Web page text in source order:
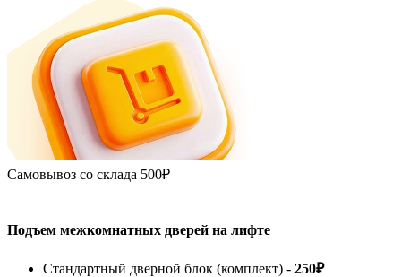
Самовывоз со склада 500₽
Подъем межкомнатных дверей на лифте
Стандартный дверной блок (комплект) - 250₽